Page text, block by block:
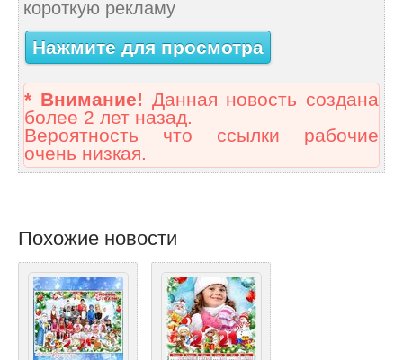
короткую рекламу
Нажмите для просмотра
* Внимание! Данная новость создана
более 2 лет назад.
Вероятность что ссылки рабочие
очень низкая.
Похожие новости